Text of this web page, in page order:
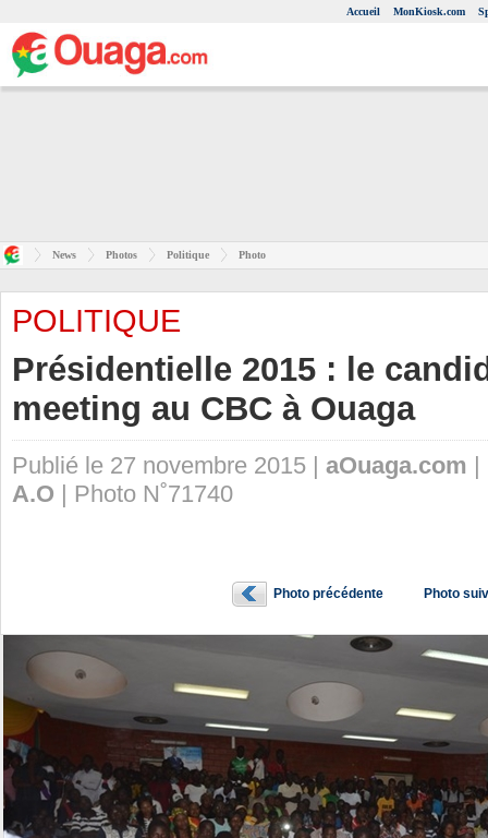
Accueil MonKiosk.com
News Photos Politique Photo
POLITIQUE
Présidentielle 2015 : le
meeting au CBC à Ouaga
Publié le 27 novembre 2015 | aOuaga.com |
A.O | Photo N˚71740
Photo précédente Photo